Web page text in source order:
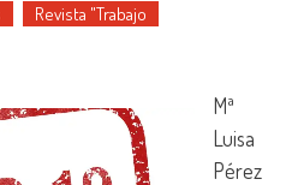
Revista "Trabajo
Mª
Luisa
Pérez